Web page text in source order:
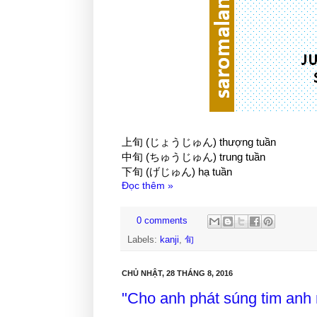
上旬 (じょうじゅん) thượng tuần
中旬 (ちゅうじゅん) trung tuần
下旬 (げじゅん) hạ tuần
Đọc thêm »
0 comments
Labels: kanji, 旬
CHỦ NHẬT, 28 THÁNG 8, 2016
"Cho anh phát súng tim anh